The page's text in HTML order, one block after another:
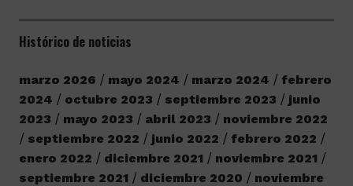
Histórico de noticias
marzo 2026 mayo 2024 marzo 2024
febrero
2024
octubre 2023 septiembre 2023
junio
2023
mayo 2023 abril 2023
noviembre 2022
septiembre 2022
junio 2022
febrero 2022
enero 2022
diciembre 2021
noviembre 2021
septiembre 2021
diciembre 2020
noviembre